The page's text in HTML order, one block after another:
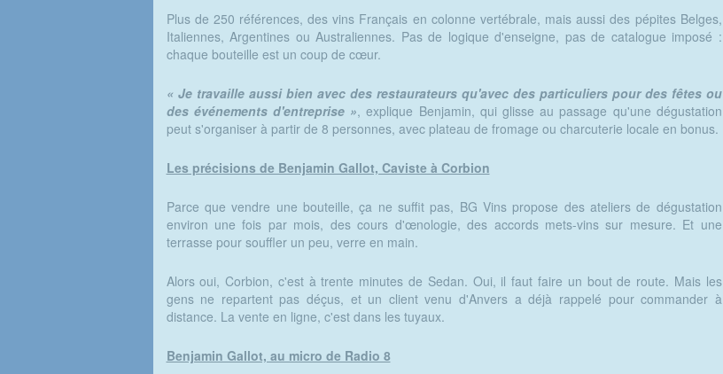
Plus de 250 références, des vins Français en colonne vertébrale, mais aussi des pépites Belges,
Italiennes, Argentines ou Australiennes. Pas de logique d'enseigne, pas de catalogue imposé :
chaque bouteille est un coup de cœur.
« Je travaille aussi bien avec des restaurateurs qu'avec des particuliers pour des fêtes ou
des événements d'entreprise », explique Benjamin, qui glisse au passage qu'une dégustation
peut s'organiser à partir de 8 personnes, avec plateau de fromage ou charcuterie locale en bonus.
Les précisions de Benjamin Gallot, Caviste à Corbion
Parce que vendre une bouteille, ça ne suffit pas, BG Vins propose des ateliers de dégustation
environ une fois par mois, des cours d'œnologie, des accords mets-vins sur mesure. Et une
terrasse pour souffler un peu, verre en main.
Alors oui, Corbion, c'est à trente minutes de Sedan. Oui, il faut faire un bout de route. Mais les
gens ne repartent pas déçus, et un client venu d'Anvers a déjà rappelé pour commander à
distance. La vente en ligne, c'est dans les tuyaux.
Benjamin Gallot, au micro de Radio 8